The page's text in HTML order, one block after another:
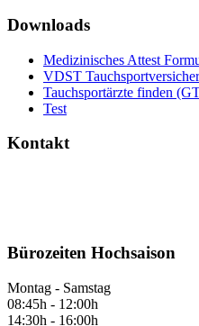
Downloads
Medizinisches Attest
VDST
Tauchsportärzte finden
Test
Kontakt
Bürozeiten Hochsaison
Montag - Samstag
08:45h - 12:00h
14:30h - 16:00h